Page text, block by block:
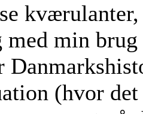
med min
(hvor